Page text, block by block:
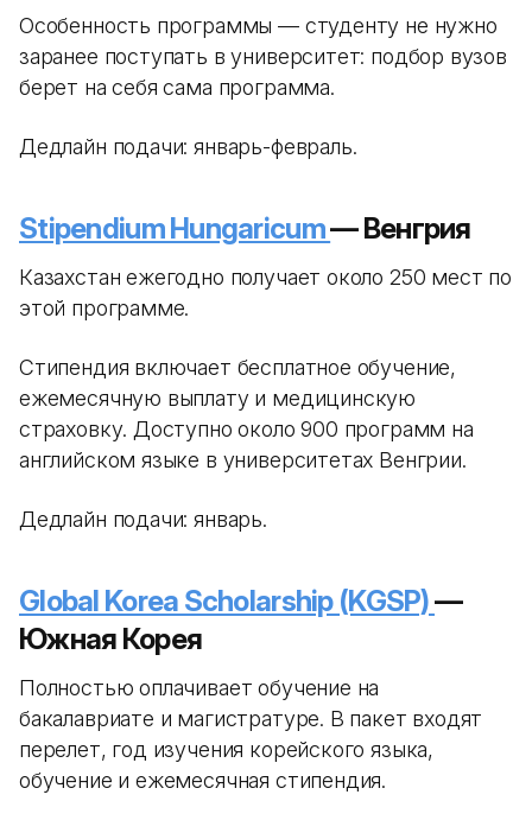
Особенность программы — студенту не нужно
заранее поступать в университет: подбор вузов
берет на себя сама программа.
Дедлайн подачи: январь-февраль.
Stipendium Hungaricum— Венгрия
Казахстан ежегодно получает около 250 мест по
этой программе.
Стипендия включает бесплатное обучение,
ежемесячную выплату и медицинскую
страховку. Доступно около 900 программ на
английском языке в университетах Венгрии.
Дедлайн подачи: январь.
Global Korea Scholarship (KGSP)—
Южная Корея
Полностью оплачивает обучение на
бакалавриате и магистратуре. В пакет входят
перелет, год изучения корейского языка,
обучение и ежемесячная стипендия.